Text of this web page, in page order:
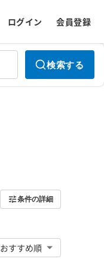
ログイン 会員登録
検索する
条件の詳細
おすすめ順